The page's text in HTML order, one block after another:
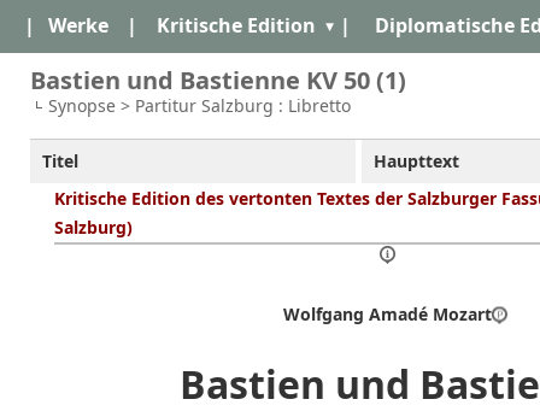
| Werke | Kritische Edition | Diplomatische
Bastien und Bastienne KV 50 (1)
Synopse > Partitur Salzburg : Libretto
Titel
Haupttext
Kritische Edition des vertonten Textes der Salzburger
Salzburg)
Wolfgang Amadé Mozart
Bastien und